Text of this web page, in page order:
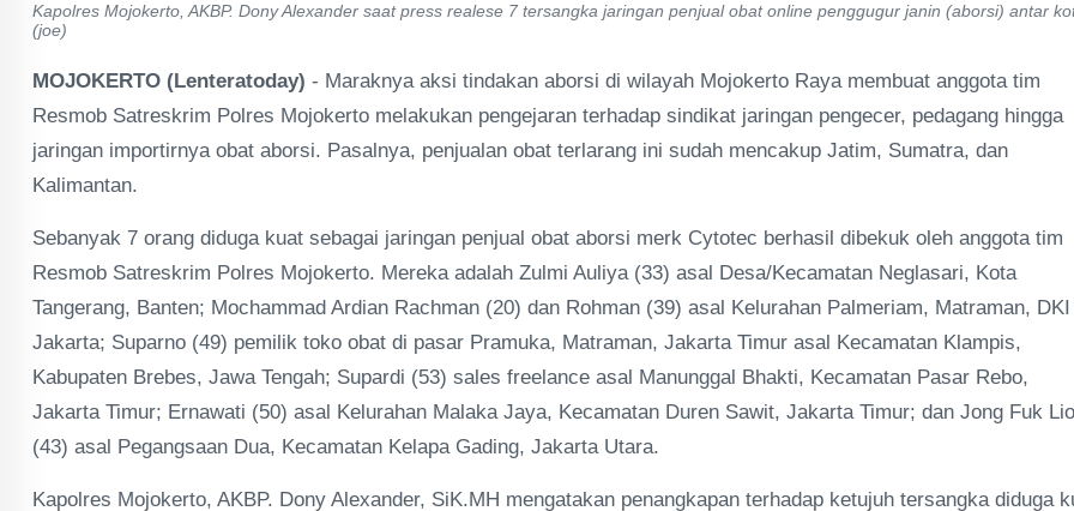
Kapolres Mojokerto, AKBP. Dony Alexander saat press realese 7 tersangka jaringan penjual obat online penggugur janin (aborsi) antar
(joe)
MOJOKERTO (Lenteratoday) - Maraknya aksi tindakan aborsi di wilayah Mojokerto Raya membuat anggota tim
Resmob Satreskrim Polres Mojokerto melakukan pengejaran terhadap sindikat jaringan pengecer, pedagang hingga
jaringan importirnya obat aborsi. Pasalnya, penjualan obat terlarang ini sudah mencakup Jatim, Sumatra, dan
Kalimantan.
Sebanyak 7 orang diduga kuat sebagai jaringan penjual obat aborsi merk Cytotec berhasil dibekuk oleh anggota tim
Resmob Satreskrim Polres Mojokerto. Mereka adalah Zulmi Auliya (33) asal Desa/Kecamatan Neglasari, Kota
Tangerang, Banten; Mochammad Ardian Rachman (20) dan Rohman (39) asal Kelurahan Palmeriam, Matraman, DKI
Jakarta; Suparno (49) pemilik toko obat di pasar Pramuka, Matraman, Jakarta Timur asal Kecamatan Klampis,
Kabupaten Brebes, Jawa Tengah; Supardi (53) sales freelance asal Manunggal Bhakti, Kecamatan Pasar Rebo,
Jakarta Timur; Ernawati (50) asal Kelurahan Malaka Jaya, Kecamatan Duren Sawit, Jakarta Timur; dan Jong Fuk
(43) asal Pegangsaan Dua, Kecamatan Kelapa Gading, Jakarta Utara.
Kapolres Mojokerto, AKBP. Dony Alexander, SiK.MH mengatakan penangkapan terhadap ketujuh tersangka diduga